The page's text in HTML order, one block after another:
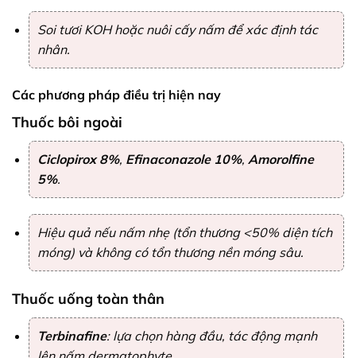
Soi tươi KOH hoặc nuôi cấy nấm để xác định tác
nhân.
Các phương pháp điều trị hiện nay
Thuốc bôi ngoài
Ciclopirox 8%, Efinaconazole 10%, Amorolfine
5%.
Hiệu quả nếu nấm nhẹ (tổn thương <50% diện tích
móng) và không có tổn thương nền móng sâu.
Thuốc uống toàn thân
Terbinafine: lựa chọn hàng đầu, tác động mạnh